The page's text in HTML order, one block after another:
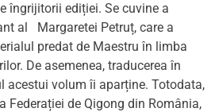
îngrijitorii ediției. Se cuvine a
al Margaretei Petruț, care a
predat de Maestru în limba
De asemenea, traducerea în
acestui volum îi aparține. Totodata,
Federației de Qigong din România,